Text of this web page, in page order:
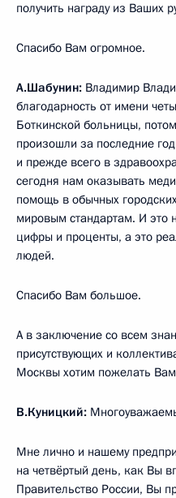
получить награду из Ваших
Спасибо Вам огромное.
А.Шабунин: Владимир
благодарность от имени
Боткинской больницы,
произошли за последние
и прежде всего в
сегодня нам оказывать
помощь в обычных
мировым стандартам. И это
цифры и проценты, а это
людей.
Спасибо Вам большое.
А в заключение со всем
присутствующих и
Москвы хотим пожелать
В.Куницкий:
Мне лично и нашему
на четвёртый день, как Вы
Правительство России, Вы